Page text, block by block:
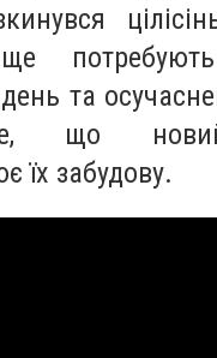
потребують
та
що
їх забудову.